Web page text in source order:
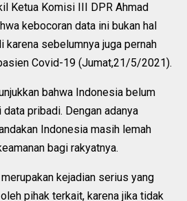
Ketua Komisi III DPR Ahmad
kebocoran data ini bukan hal
karena sebelumnya juga pernah
Covid-19 (Jumat,21/5/2021).
bahwa Indonesia belum
pribadi. Dengan adanya
Indonesia masih lemah
bagi rakyatnya.
kejadian serius yang
pihak terkait, karena jika tidak